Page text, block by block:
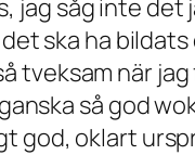
jag såg inte
ska ha bildats
tveksam när
så god
god, oklart